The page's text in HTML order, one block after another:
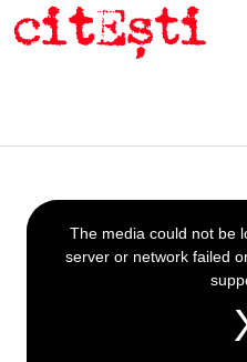
This
is
a
The media could not be
server or network failed